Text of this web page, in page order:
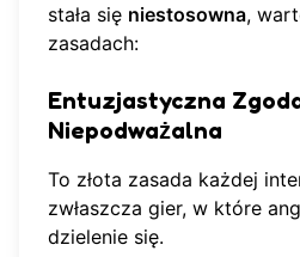
stała się niestosowna,
zasadach:
Entuzjastyczna
Niepodważalna
To złota zasada każdej
zwłaszcza gier, w które
dzielenie się.